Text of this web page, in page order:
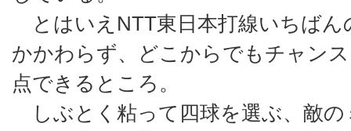
とはいえNTT東日本打線いちばん
かかわらず、どこからでもチャン
点できるところ。
しぶとく粘って四球を選ぶ、敵の